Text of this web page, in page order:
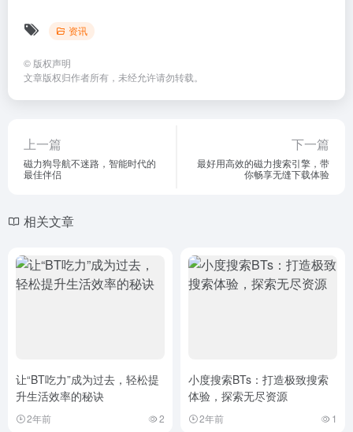
资讯
© 版权声明
文章版权归作者所有，未经允许请勿转载。
上一篇
磁力狗导航不迷路，智能时代的
最佳伴侣
下一篇
最好用高效的磁力搜索引擎，带
你畅享无缝下载体验
相关文章
让“BT吃力”成为过去，轻松提
升生活效率的秘诀
2年前 2
小度搜索BTs：打造极致搜索
体验，探索无尽资源
2年前 1